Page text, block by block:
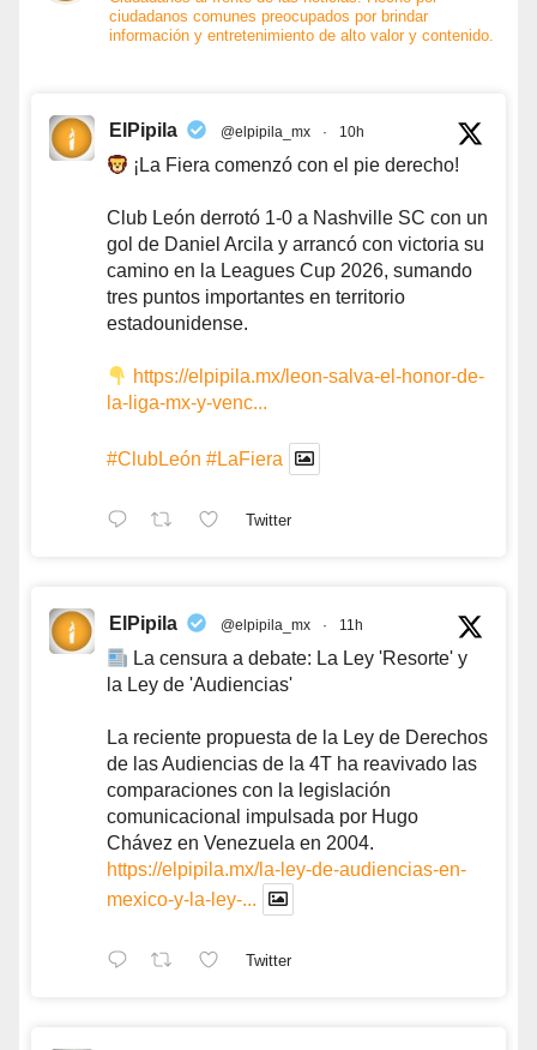
ciudadanos comunes preocupados por brindar
información y entretenimiento de alto valor y contenido.
ElPipila @elpipila_mx · 10h
¡La Fiera comenzó con el pie derecho!
Club León derrotó 1-0 a Nashville SC con un
gol de Daniel Arcila y arrancó con victoria su
camino en la Leagues Cup 2026, sumando
tres puntos importantes en territorio
estadounidense.
https://elpipila.mx/leon-salva-el-honor-de-
la-liga-mx-y-venc...
#ClubLeón #LaFiera
Twitter
ElPipila @elpipila_mx · 11h
La censura a debate: La Ley 'Resorte' y
la Ley de 'Audiencias'
La reciente propuesta de la Ley de Derechos
de las Audiencias de la 4T ha reavivado las
comparaciones con la legislación
comunicacional impulsada por Hugo
Chávez en Venezuela en 2004.
https://elpipila.mx/la-ley-de-audiencias-en-
mexico-y-la-ley-...
Twitter